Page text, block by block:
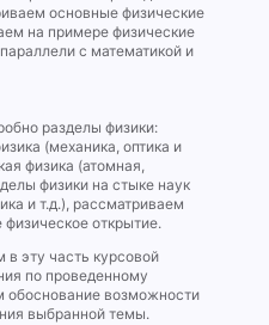
основные физические
на примере физические
с математикой и
разделы физики:
(механика, оптика и
физика (атомная,
физики на стыке наук
и т.д.), рассматриваем
открытие.
эту часть курсовой
по проведенному
обоснование возможности
выбранной темы.